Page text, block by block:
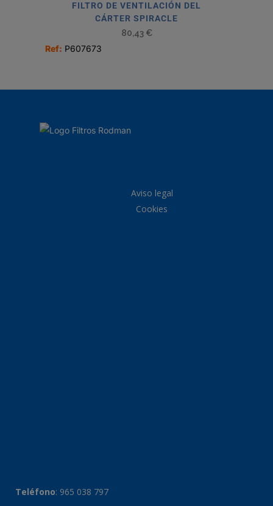
FILTRO DE VENTILACIÓN DEL
CÁRTER SPIRACLE
80,43 €
Ref: P607673
Aviso legal
Cookies
Teléfono: 965 038 797